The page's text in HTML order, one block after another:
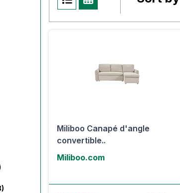
Miliboo Canapé d'angle
convertible..
Miliboo.com